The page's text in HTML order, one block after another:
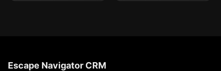
Escape Navigator CRM